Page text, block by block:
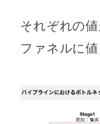
それぞれの
ファネルに